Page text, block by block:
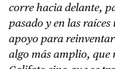
corre hacia delante,
pasado y en las
apoyo para reinventar
algo más amplio, que